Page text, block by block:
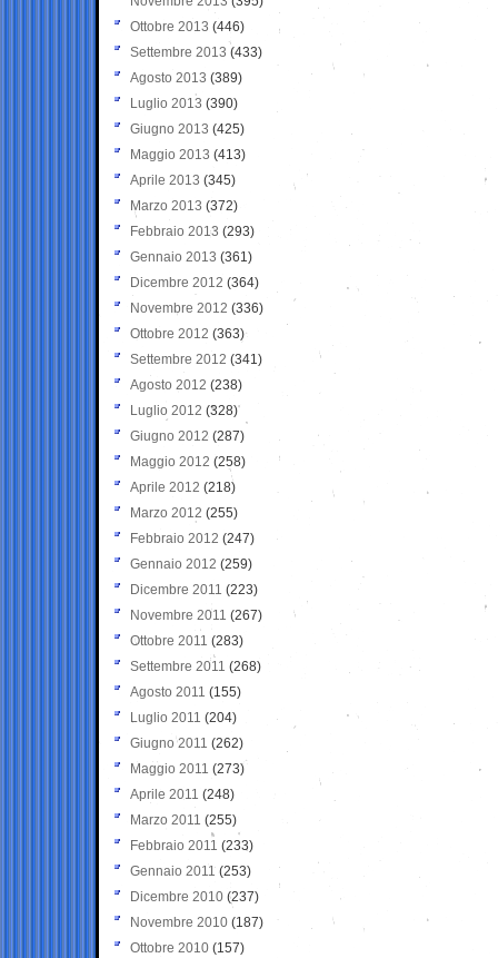
Ottobre 2013 (446)
Settembre 2013 (433)
Agosto 2013 (389)
Luglio 2013 (390)
Giugno 2013 (425)
Maggio 2013 (413)
Aprile 2013 (345)
Marzo 2013 (372)
Febbraio 2013 (293)
Gennaio 2013 (361)
Dicembre 2012 (364)
Novembre 2012 (336)
Ottobre 2012 (363)
Settembre 2012 (341)
Agosto 2012 (238)
Luglio 2012 (328)
Giugno 2012 (287)
Maggio 2012 (258)
Aprile 2012 (218)
Marzo 2012 (255)
Febbraio 2012 (247)
Gennaio 2012 (259)
Dicembre 2011 (223)
Novembre 2011 (267)
Ottobre 2011 (283)
Settembre 2011 (268)
Agosto 2011 (155)
Luglio 2011 (204)
Giugno 2011 (262)
Maggio 2011 (273)
Aprile 2011 (248)
Marzo 2011 (255)
Febbraio 2011 (233)
Gennaio 2011 (253)
Dicembre 2010 (237)
Novembre 2010 (187)
Ottobre 2010 (157)